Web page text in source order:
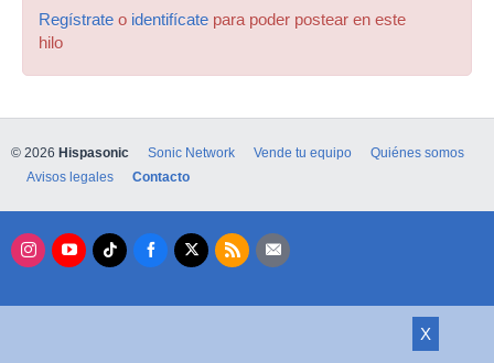
Regístrate o identifícate para poder postear en este
hilo
X
© 2026 Hispasonic Sonic Network Vende tu equipo
Quiénes somos
Avisos legales
Contacto